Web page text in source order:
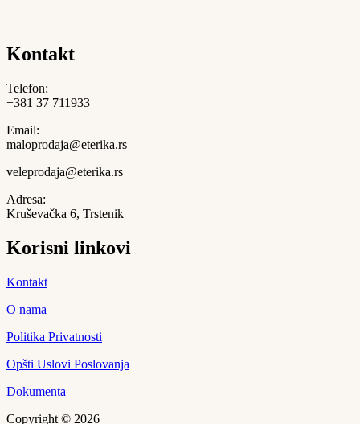
Kontakt
Telefon:
+381 37 711933
Email:
maloprodaja@eterika.rs
veleprodaja@eterika.rs
Adresa:
Kruševačka 6, Trstenik
Korisni linkovi
Kontakt
O nama
Politika Privatnosti
Opšti Uslovi Poslovanja
Dokumenta
Copyright © 2026